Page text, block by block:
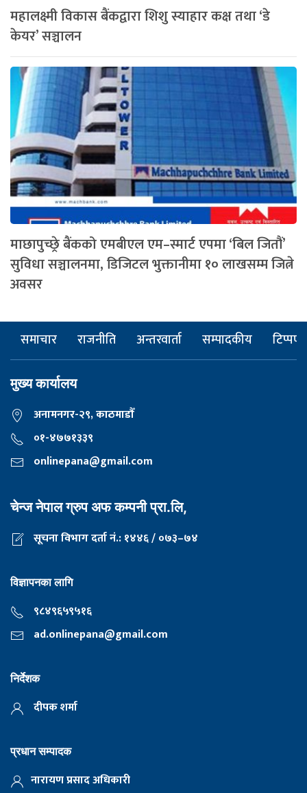
महालक्ष्मी विकास बैंकद्वारा शिशु स्याहार कक्ष तथा ‘डे
केयर’ सञ्चालन
माछापुच्छ्रे बैंकको एमबीएल एम–स्मार्ट एपमा ‘बिल जितौं’
सुविधा सञ्चालनमा, डिजिटल भुक्तानीमा १० लाखसम्म जित्ने
अवसर
समाचार राजनीति अन्तरवार्ता सम्पादकीय टिप्पणी
मुख्य कार्यालय
अनामनगर-२९, काठमाडाैँ
०१-४७७१३३९
onlinepana@gmail.com
चेन्ज नेपाल ग्रुप अफ कम्पनी प्रा.लि,
सूचना विभाग दर्ता नं.: १४४६ / ०७३–७४
विज्ञापनका लागि
९८४९६५९५१६
ad.onlinepana@gmail.com
निर्देशक
दीपक शर्मा
प्रधान सम्पादक
नारायण प्रसाद अधिकारी